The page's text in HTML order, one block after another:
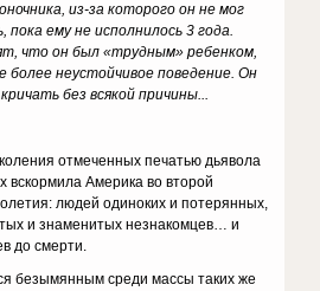
из-за которого он не мог
пока ему не исполнилось 3 года.
что он был «трудным» ребенком,
более неустойчивое поведение. Он
без всякой причины...
отмеченных печатью дьявола
Америка во второй
людей одиноких и потерянных,
и знаменитых незнакомцев… и
до смерти.
безымянным среди массы таких же